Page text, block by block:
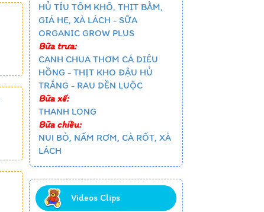
HỦ TÍU TÔM KHÔ, THỊT BẰM,
GIÁ HẸ, XÀ LÁCH - SỮA
ORGANIC GROW PLUS
Bữa trưa:
CANH CHUA THƠM CÁ DIÊU
HỒNG - THỊT KHO ĐẬU HỦ
TRẮNG - RAU DỀN LUỘC
Bữa xế:
THANH LONG
Bữa chiều:
NUI BÒ, NẤM RƠM, CÀ RỐT, XÀ
LÁCH
Videos Clips